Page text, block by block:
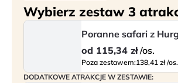
Wybierz zestaw 3
Poranne safari z
od 115,34 zł /os.
Poza zestawem:138,41 zł /os.
DODATKOWE ATRAKCJE W ZESTAWIE: